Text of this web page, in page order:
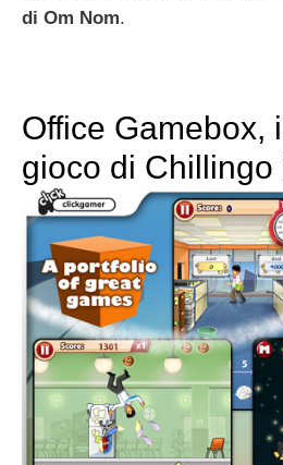
di Om Nom.
Office Gamebox,
gioco di Chillingo